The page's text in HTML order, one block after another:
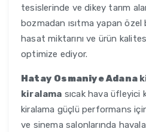
tesislerinde ve dikey tarım
bozmadan ısıtma yapan
hasat miktarını ve ürün
optimize ediyor.
Hatay Osmaniye Adana
kiralama sıcak hava üfleyici
kiralama güçlü performans
ve sinema salonlarında